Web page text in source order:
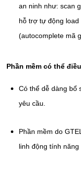
an ninh như: scan
hỗ trợ tự động
(autocomplete mã
Phần mềm có thể
Có thể dễ dàng bổ
yêu cầu.
Phần mềm do
linh động tính năng